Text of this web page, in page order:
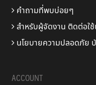
คำถามที่พบบ่อยๆ
สำหรับผู้จัดงาน ติดต่อใช้
นโยบายความปลอดภัย
ACCOUNT